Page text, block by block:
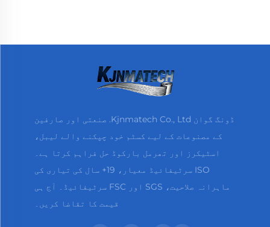
ڈونگ گوان Kjnmatech Co., Ltd. صنعتی اور صارفین
کے مصنوعات کے لیے کسٹم خود چپکنے والے لیبل،
اسٹیکرز اور تھرمل بارکوڈ حل فراہم کرتا ہے۔
ISO سرٹیفائیڈ معیار، 19+ سال کی تیاری کی
ماہرانہ صلاحیت، SGS اور FSC سرٹیفائیڈ۔ آج ہی
قیمت کا تقاضا کریں۔